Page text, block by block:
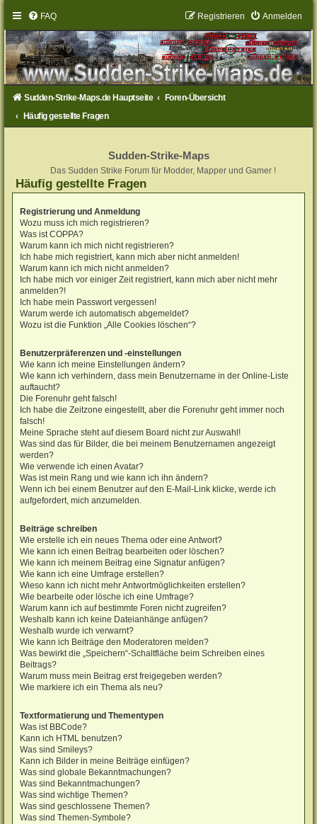
FAQ Anmelden
Registrieren
Sudden-Strike-Maps.de Hauptseite
Foren-Übersicht
Häufig gestellte Fragen
Sudden-Strike-Maps
Das Sudden Strike Forum für Modder, Mapper und Gamer !
Häufig gestellte Fragen
Registrierung und Anmeldung
Wozu muss ich mich registrieren?
Was ist COPPA?
Warum kann ich mich nicht registrieren?
Ich habe mich registriert, kann mich aber nicht anmelden!
Warum kann ich mich nicht anmelden?
Ich habe mich vor einiger Zeit registriert, kann mich aber nicht mehr
anmelden?!
Ich habe mein Passwort vergessen!
Warum werde ich automatisch abgemeldet?
Wozu ist die Funktion „Alle Cookies löschen“?
Benutzerpräferenzen und -einstellungen
Wie kann ich meine Einstellungen ändern?
Wie kann ich verhindern, dass mein Benutzername in der Online-Liste
auftaucht?
Die Forenuhr geht falsch!
Ich habe die Zeitzone eingestellt, aber die Forenuhr geht immer noch
falsch!
Meine Sprache steht auf diesem Board nicht zur Auswahl!
Was sind das für Bilder, die bei meinem Benutzernamen angezeigt
werden?
Wie verwende ich einen Avatar?
Was ist mein Rang und wie kann ich ihn ändern?
Wenn ich bei einem Benutzer auf den E-Mail-Link klicke, werde ich
aufgefordert, mich anzumelden.
Beiträge schreiben
Wie erstelle ich ein neues Thema oder eine Antwort?
Wie kann ich einen Beitrag bearbeiten oder löschen?
Wie kann ich meinem Beitrag eine Signatur anfügen?
Wie kann ich eine Umfrage erstellen?
Wieso kann ich nicht mehr Antwortmöglichkeiten erstellen?
Wie bearbeite oder lösche ich eine Umfrage?
Warum kann ich auf bestimmte Foren nicht zugreifen?
Weshalb kann ich keine Dateianhänge anfügen?
Weshalb wurde ich verwarnt?
Wie kann ich Beiträge den Moderatoren melden?
Was bewirkt die „Speichern“-Schaltfläche beim Schreiben eines
Beitrags?
Warum muss mein Beitrag erst freigegeben werden?
Wie markiere ich ein Thema als neu?
Textformatierung und Thementypen
Was ist BBCode?
Kann ich HTML benutzen?
Was sind Smileys?
Kann ich Bilder in meine Beiträge einfügen?
Was sind globale Bekanntmachungen?
Was sind Bekanntmachungen?
Was sind wichtige Themen?
Was sind geschlossene Themen?
Was sind Themen-Symbole?